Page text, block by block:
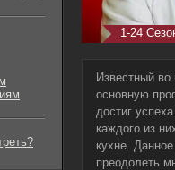
1-24
Известный
основную
достиг
каждого из
кухне.
преодолеть